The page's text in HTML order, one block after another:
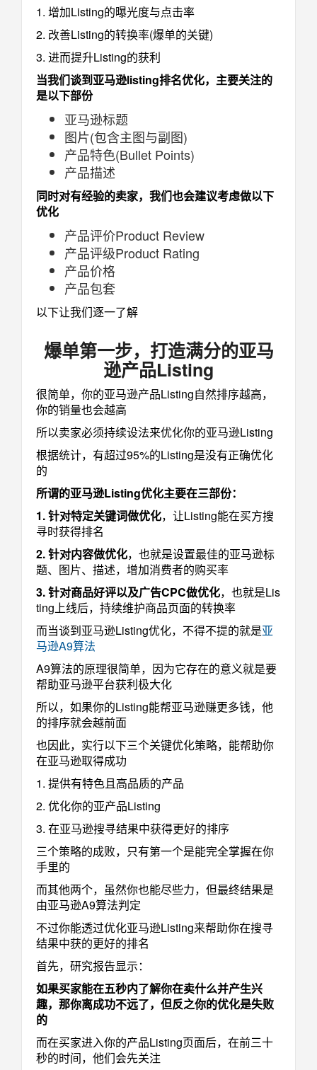
1. 增加Listing的曝光度与点击率
2. 改善Listing的转换率(爆单的关键)
3. 进而提升Listing的获利
当我们谈到亚马逊listing排名优化，主要关注的
是以下部份
亚马逊标题
图片(包含主图与副图)
产品特色(Bullet Points)
产品描述
同时对有经验的卖家，我们也会建议考虑做以下
优化
产品评价Product Review
产品评级Product Rating
产品价格
产品包套
以下让我们逐一了解
爆单第一步，打造满分的亚马
逊产品Listing
很简单，你的亚马逊产品Listing自然排序越高，
你的销量也会越高
所以卖家必须持续设法来优化你的亚马逊Listing
根据统计，有超过95%的Listing是没有正确优化
的
所谓的亚马逊Listing优化主要在三部份：
1. 针对特定关键词做优化，让Listing能在买方搜
寻时获得排名
2. 针对内容做优化，也就是设置最佳的亚马逊标
题、图片、描述，增加消费者的购买率
3. 针对商品好评以及广告CPC做优化，也就是Lis
ting上线后，持续维护商品页面的转换率
而当谈到亚马逊Listing优化，不得不提的就是亚
马逊A9算法
A9算法的原理很简单，因为它存在的意义就是要
帮助亚马逊平台获利极大化
所以，如果你的Listing能帮亚马逊赚更多钱，他
的排序就会越前面
也因此，实行以下三个关键优化策略，能帮助你
在亚马逊取得成功
1. 提供有特色且高品质的产品
2. 优化你的亚产品Listing
3. 在亚马逊搜寻结果中获得更好的排序
三个策略的成败，只有第一个是能完全掌握在你
手里的
而其他两个，虽然你也能尽些力，但最终结果是
由亚马逊A9算法判定
不过你能透过优化亚马逊Listing来帮助你在搜寻
结果中获的更好的排名
首先，研究报告显示：
如果买家能在五秒内了解你在卖什么并产生兴
趣，那你离成功不远了，但反之你的优化是失败
的
而在买家进入你的产品Listing页面后，在前三十
秒的时间，他们会先关注